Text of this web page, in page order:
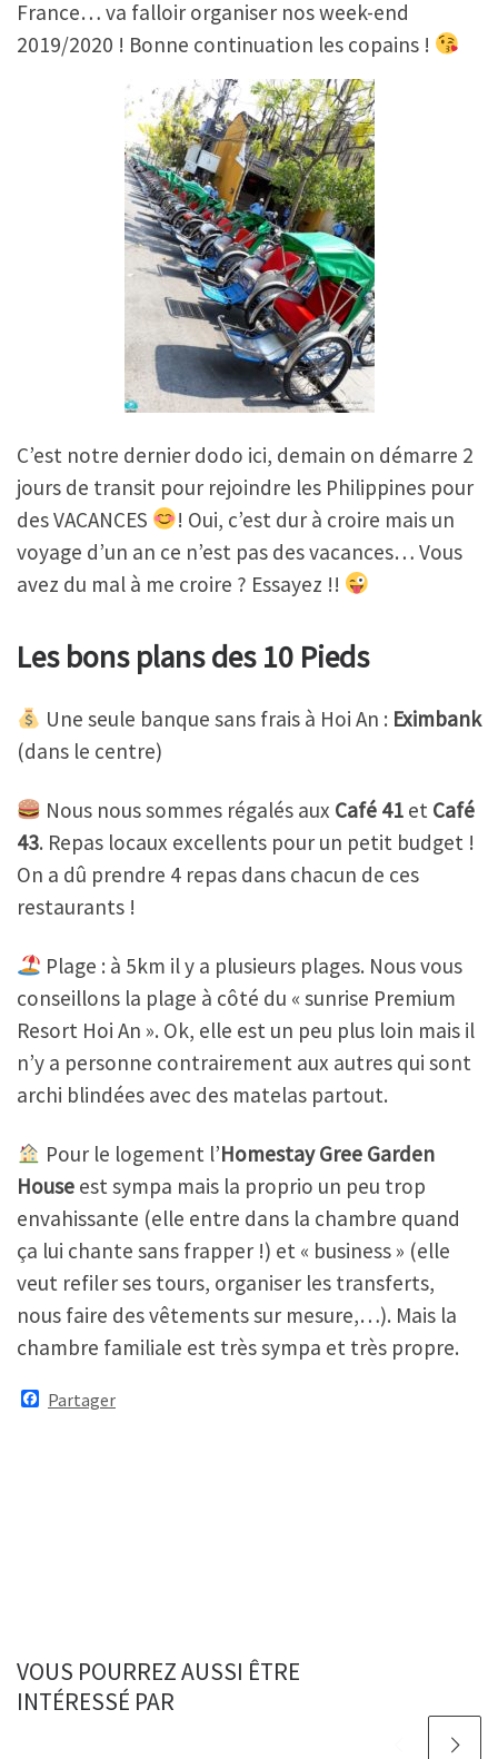
France… va falloir organiser nos week-end
2019/2020 ! Bonne continuation les copains !
C’est notre dernier dodo ici, demain on démarre 2
jours de transit pour rejoindre les Philippines pour
des VACANCES
! Oui, c’est dur à croire mais un
voyage d’un an ce n’est pas des vacances… Vous
avez du mal à me croire ? Essayez !!
Les bons plans des 10 Pieds
Une seule banque sans frais à Hoi An : Eximbank
(dans le centre)
Nous nous sommes régalés aux Café 41et Café
43. Repas locaux excellents pour un petit budget !
On a dû prendre 4 repas dans chacun de ces
restaurants !
Plage : à 5km il y a plusieurs plages. Nous vous
conseillons la plage à côté du « sunrise Premium
Resort Hoi An ». Ok, elle est un peu plus loin mais il
n’y a personne contrairement aux autres qui sont
archi blindées avec des matelas partout.
Pour le logement l’Homestay Gree Garden
House est sympa mais la proprio un peu trop
envahissante (elle entre dans la chambre quand
ça lui chante sans frapper !) et « business » (elle
veut refiler ses tours, organiser les transferts,
nous faire des vêtements sur mesure,…). Mais la
chambre familiale est très sympa et très propre.
Partager
VOUS POURREZ AUSSI ÊTRE
INTÉRESSÉ PAR